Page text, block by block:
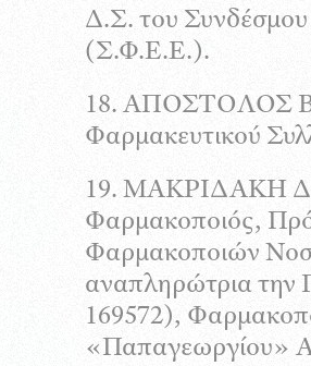
Δ.Σ. του
(Σ.Φ.Ε.Ε.).
18. ΑΠΟΣΤΟΛΟΣ
Φαρμακευτικού
19. ΜΑΚΡΙΔΑΚΗ
Φαρμακοποιός,
Φαρμακοποιών
αναπληρώτρια την
169572),
«Παπαγεωργίου»